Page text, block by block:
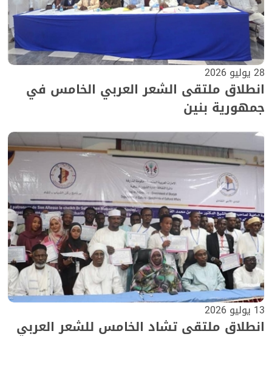
28 يوليو 2026
انطلاق ملتقى الشعر العربي الخامس في
جمهورية بنين
13 يوليو 2026
انطلاق ملتقى تشاد الخامس للشعر العربي